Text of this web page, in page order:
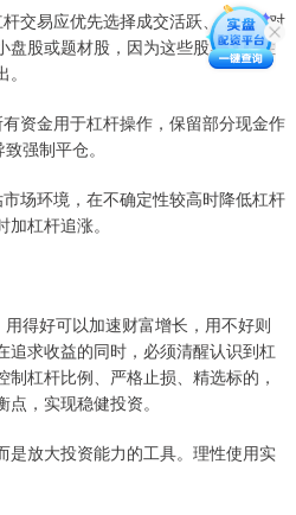
交易应优先选择成交活跃、波动相对
盘股或题材股，因为这些股票流动性
资金用于杠杆操作，保留部分现金作
强制平仓。
场环境，在不确定性较高时降低杠杆
杠杆追涨。
得好可以加速财富增长，用不好则
追求收益的同时，必须清醒认识到杠
杠杆比例、严格止损、精选标的，
，实现稳健投资。
是放大投资能力的工具。理性使用实